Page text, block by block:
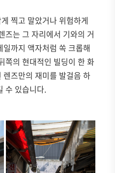
찍고 말았거나 위험하게
즈는 그 자리에서 기와의 거
까지 액자처럼 쏙 크롭해
쪽의 현대적인 빌딩이 한 화
즈만의 재미를 발걸음 하
수 있습니다.